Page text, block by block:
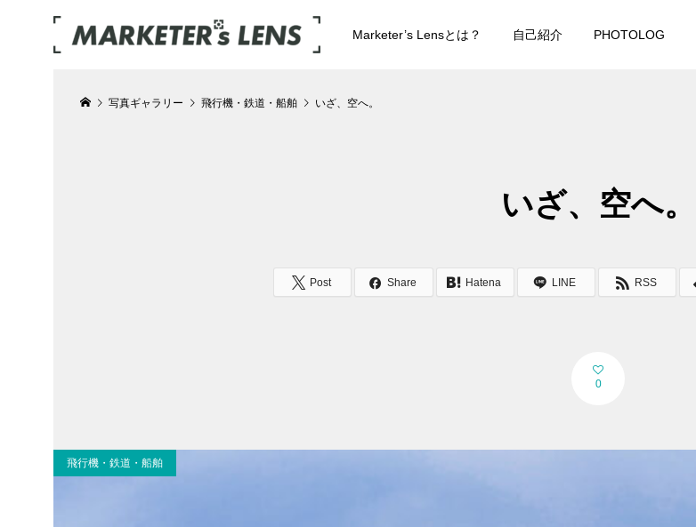
Marketer’s Lensとは？ 自己紹介 PHOTOLOG
写真ギャラリー 飛行機・鉄道・船舶 いざ、空へ。
いざ、空へ。
Post Share Hatena LINE RSS
0
飛行機・鉄道・船舶